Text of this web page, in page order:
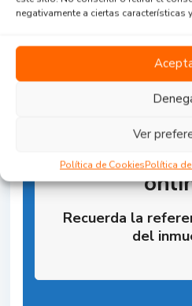
negativamente a ciertas características
Ver
Política de CookiesPolítica
Reserva la
Recuerda la
del